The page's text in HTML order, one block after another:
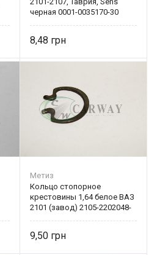
черная 0001-0035170-30
8,48
Метиз
Кольцо стопорное
крестовины 1,64 белое ВАЗ
2101 (завод) 2105-2202048-
9,50